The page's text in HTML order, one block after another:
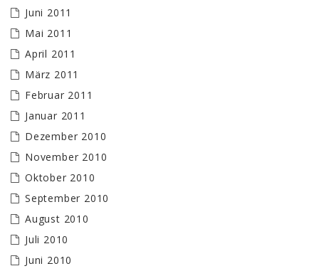
Juni 2011
Mai 2011
April 2011
März 2011
Februar 2011
Januar 2011
Dezember 2010
November 2010
Oktober 2010
September 2010
August 2010
Juli 2010
Juni 2010